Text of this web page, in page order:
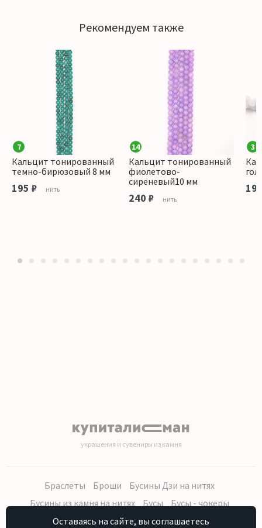
Рекомендуем также
7
Кальцит тонированный
темно-бирюзовый 8 мм
195 ₽ нить
14
Кальцит тонированный
фиолетово-
сиреневый10 мм
240 ₽ нить
3
украшения и сувениры из камня
Браслеты Броши
Бусины Дзи на нитях
Бусины из камня на нитях
Бусы
Бусы - чокеры
Кольца, серьги
Кулоны Наборы (бусы, браслет, серьги)
Оставаясь на сайте, вы соглашаетесь